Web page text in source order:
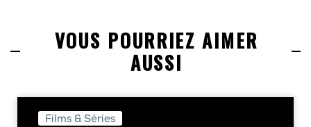
VOUS POURRIEZ AIMER
AUSSI
Films & Séries